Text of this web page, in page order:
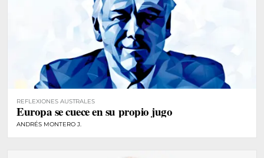
REFLEXIONES AUSTRALES
Europa se cuece en su propio jugo
ANDRÉS MONTERO J.